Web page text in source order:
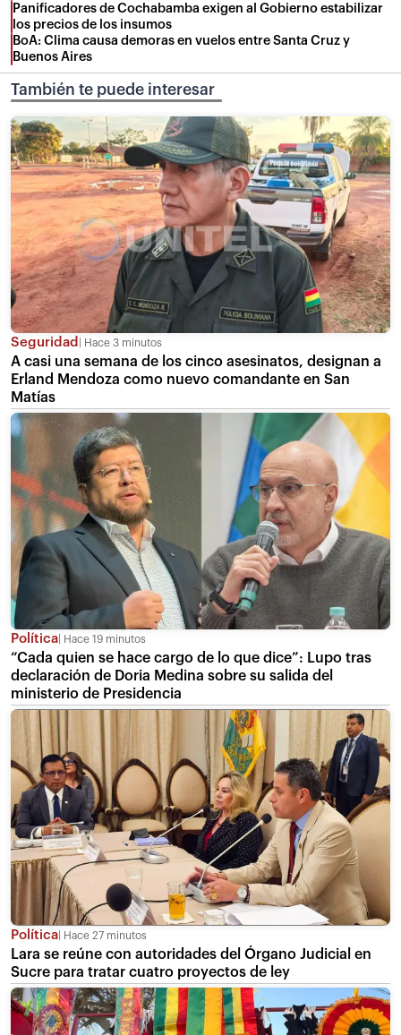
Panificadores de Cochabamba exigen al Gobierno estabilizar
los precios de los insumos
BoA: Clima causa demoras en vuelos entre Santa Cruz y
Buenos Aires
También te puede interesar
Seguridad Hace 3 minutos
A casi una semana de los cinco asesinatos, designan a
Erland Mendoza como nuevo comandante en San
Matías
Política Hace 19 minutos
“Cada quien se hace cargo de lo que dice”: Lupo tras
declaración de Doria Medina sobre su salida del
ministerio de Presidencia
Política Hace 27 minutos
Lara se reúne con autoridades del Órgano Judicial en
Sucre para tratar cuatro proyectos de ley